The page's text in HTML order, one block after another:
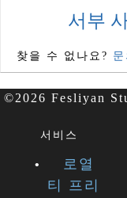
서부
찾을 수 없나요? 문
©2026 Fesliyan
서비스
로열
티 프리